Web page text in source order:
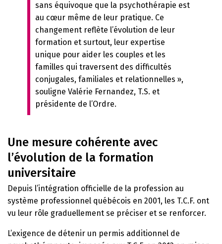
sans équivoque que la psychothérapie est
au cœur même de leur pratique. Ce
changement reflète l’évolution de leur
formation et surtout, leur expertise
unique pour aider les couples et les
familles qui traversent des difficultés
conjugales, familiales et relationnelles »,
souligne Valérie Fernandez, T.S. et
présidente de l’Ordre.
Une mesure cohérente avec
l’évolution de la formation
universitaire
Depuis l’intégration officielle de la profession au
système professionnel québécois en 2001, les T.C.F. ont
vu leur rôle graduellement se préciser et se renforcer.
L’exigence de détenir un permis additionnel de